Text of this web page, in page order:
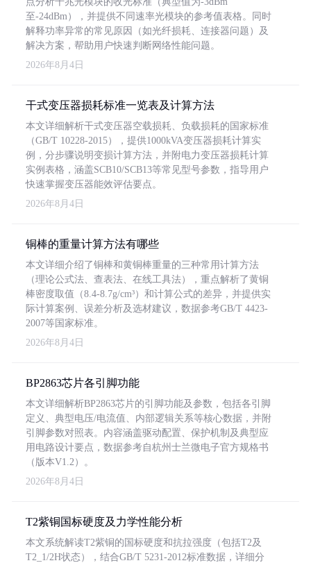
至-24dBm），并提供不同速率光模块的参考值表格。同时
解释功率异常的常见原因（如光纤损耗、连接器问题）及
解决方案，帮助用户快速判断网络性能问题。
2026年8月4日
干式变压器损耗标准一览表及计算方法
本文详细解析干式变压器空载损耗、负载损耗的国家标准
（GB/T 10228-2015），提供1000kVA变压器损耗计算实
例，分步骤说明变损计算方法，并附电力变压器损耗计算
实例表格，涵盖SCB10/SCB13等常见型号参数，指导用户
快速掌握变压器能效评估要点。
2026年8月4日
铜棒的重量计算方法有哪些
本文详细介绍了铜棒和黄铜棒重量的三种常用计算方法
（理论公式法、查表法、在线工具法），重点解析了黄铜
棒密度取值（8.4-8.7g/cm³）和计算公式的差异，并提供实
际计算案例、误差分析及选材建议，数据参考GB/T 4423-
2007等国家标准。
2026年8月4日
BP2863芯片各引脚功能
本文详细解析BP2863芯片的引脚功能及参数，包括各引脚
定义、典型电压/电流值、内部逻辑关系等核心数据，并附
引脚参数对照表。内容涵盖驱动配置、保护机制及典型应
用电路设计要点，数据参考自杭州士兰微电子官方规格书
（版本V1.2）。
2026年8月4日
T2紫铜国标硬度及力学性能分析
本文系统解读T2紫铜的国标硬度和抗拉强度（包括T2及
T2_1/2H状态），结合GB/T 5231-2012标准数据，详细分